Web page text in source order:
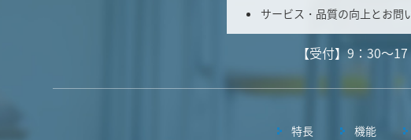
サービス・品質の向上とお問
【受付】9：30～
特長 機能